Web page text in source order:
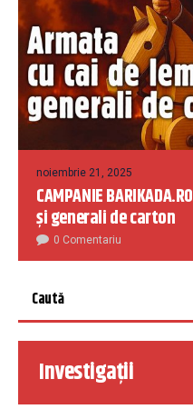
noiembrie 21, 2025
CAMPANIE
și generali de carton
0 Comentariu
Investigații